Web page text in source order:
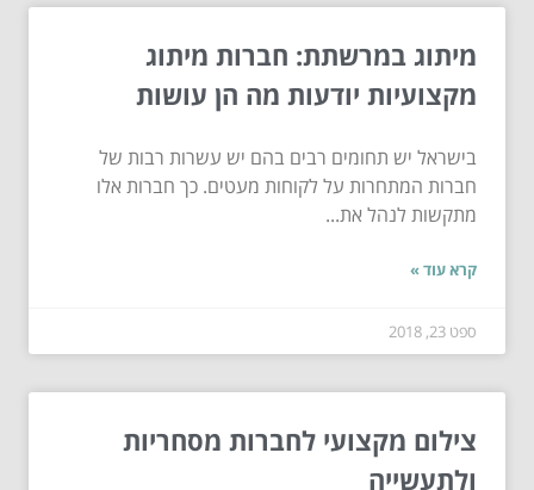
מיתוג במרשתת: חברות מיתוג
מקצועיות יודעות מה הן עושות
בישראל יש תחומים רבים בהם יש עשרות רבות של
חברות המתחרות על לקוחות מעטים. כך חברות אלו
מתקשות לנהל את...
קרא עוד »
ספט 23, 2018
צילום מקצועי לחברות מסחריות
ולתעשייה